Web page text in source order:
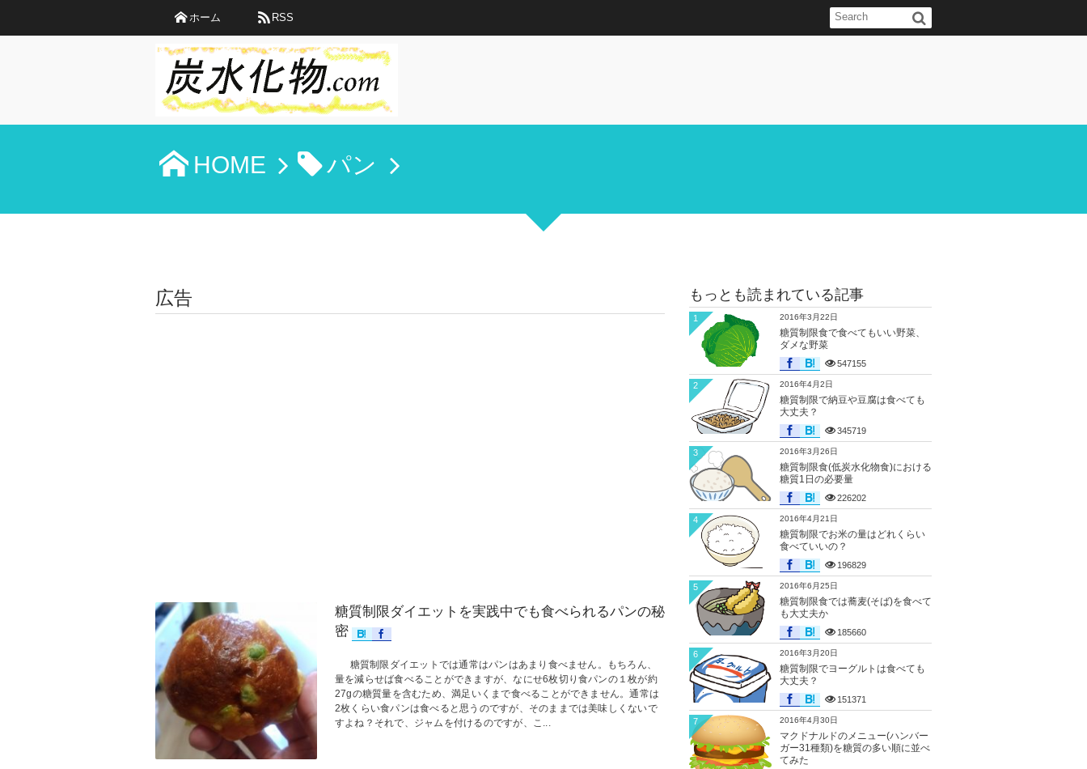
ホーム RSS
HOME パン
広告
糖質制限ダイエットを実践中でも食べられるパンの秘
密
糖質制限ダイエットでは通常はパンはあまり食べません。もちろん、
量を減らせば食べることができますが、なにせ6枚切り食パンの１枚が約
27gの糖質量を含むため、満足いくまで食べることができません。通常は
2枚くらい食パンは食べると思うのですが、そのままでは美味しくないで
すよね？それで、ジャムを付けるのですが、こ...
もっとも読まれている記事
2016年3月22日
糖質制限食で食べてもいい野菜、
ダメな野菜
547155
1
2016年4月2日
糖質制限で納豆や豆腐は食べても
大丈夫？
345719
2
2016年3月26日
糖質制限食(低炭水化物食)における
糖質1日の必要量
226202
3
2016年4月21日
糖質制限でお米の量はどれくらい
食べていいの？
196829
4
2016年6月25日
糖質制限食では蕎麦(そば)を食べて
も大丈夫か
185660
5
2016年3月20日
糖質制限でヨーグルトは食べても
大丈夫？
151371
6
2016年4月30日
マクドナルドのメニュー(ハンバー
ガー31種類)を糖質の多い順に並べ
てみた
7